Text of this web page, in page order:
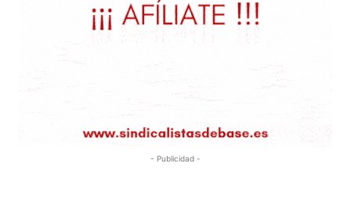
- Publicidad -